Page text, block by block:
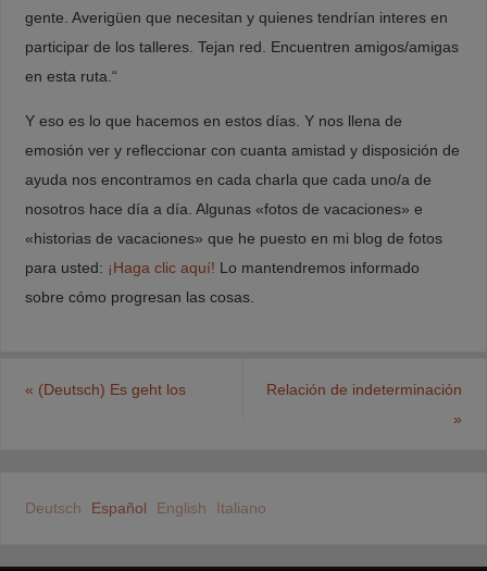
gente. Averigüen que necesitan y quienes tendrían interes en
participar de los talleres. Tejan red. Encuentren amigos/amigas
en esta ruta.“
Y eso es lo que hacemos en estos días. Y nos llena de
emosión ver y refleccionar con cuanta amistad y disposición de
ayuda nos encontramos en cada charla que cada uno/a de
nosotros hace día a día. Algunas «fotos de vacaciones» e
«historias de vacaciones» que he puesto en mi blog de fotos
para usted: ¡Haga clic aquí! Lo mantendremos informado
sobre cómo progresan las cosas.
« (Deutsch) Es geht los
Relación de indeterminación
»
Deutsch Español English Italiano